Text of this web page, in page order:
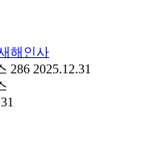
해인사
286 2025.12.31